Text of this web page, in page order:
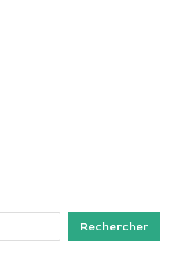
Rechercher